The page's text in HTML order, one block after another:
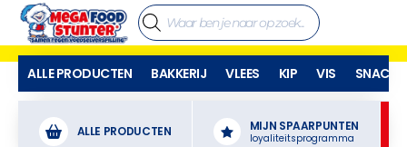
ALLE PRODUCTEN BAKKERIJ VLEES KIP VIS SNACKS
ALLE PRODUCTEN MIJN SPAARPUNTEN
loyaliteitsprogramma